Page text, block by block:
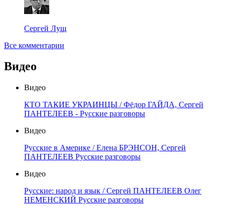
Сергей Лущ
Все комментарии
Видео
Видео
КТО ТАКИЕ УКРАИНЦЫ / Фёдор ГАЙДА, Сергей
ПАНТЕЛЕЕВ - Русские разговоры
Видео
Русские в Америке / Елена БРЭНСОН, Сергей
ПАНТЕЛЕЕВ Русские разговоры
Видео
Русские: народ и язык / Сергей ПАНТЕЛЕЕВ Олег
НЕМЕНСКИЙ Русские разговоры